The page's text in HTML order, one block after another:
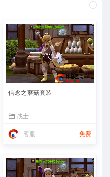
信念之蘑菇套装
战士
客服 免费